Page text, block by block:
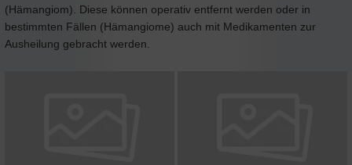
(Hämangiom). Diese können operativ entfernt werden oder in
bestimmten Fällen (Hämangiome) auch mit Medikamenten zur
Ausheilung gebracht werden.